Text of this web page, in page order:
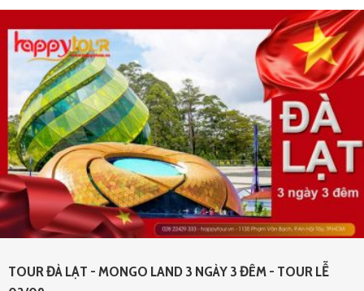
TOUR ĐÀ LẠT - MONGO LAND 3 NGÀY 3 ĐÊM - TOUR LỄ